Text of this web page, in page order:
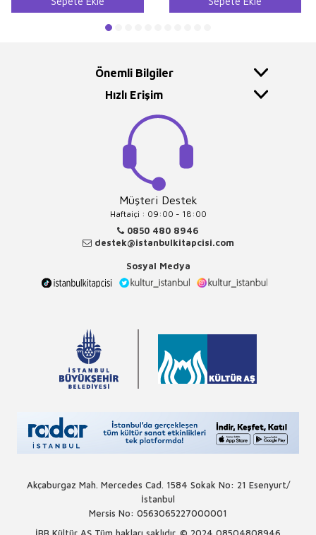
Önemli Bilgiler
Hızlı Erişim
Müşteri Destek
Haftaiçi : 09:00 - 18:00
0850 480 8946
destek@istanbulkitapcisi.com
Sosyal Medya
Akçaburgaz Mah. Mercedes Cad. 1584 Sokak No: 21 Esenyurt/
İstanbul
Mersis No: 0563065227000001